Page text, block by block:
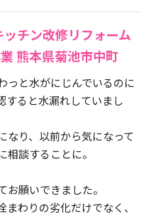
チン改修リフォーム
熊本県菊池市中町
っと水がにじんでいるのに
すると水漏れしていまし
なり、以前から気になって
談することに。
お願いできました。
わりの劣化だけでなく、